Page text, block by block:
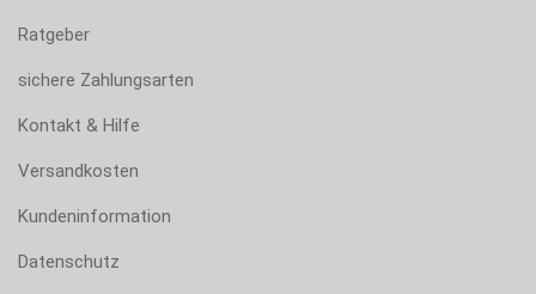
Ratgeber
sichere Zahlungsarten
Kontakt & Hilfe
Versandkosten
Kundeninformation
Datenschutz